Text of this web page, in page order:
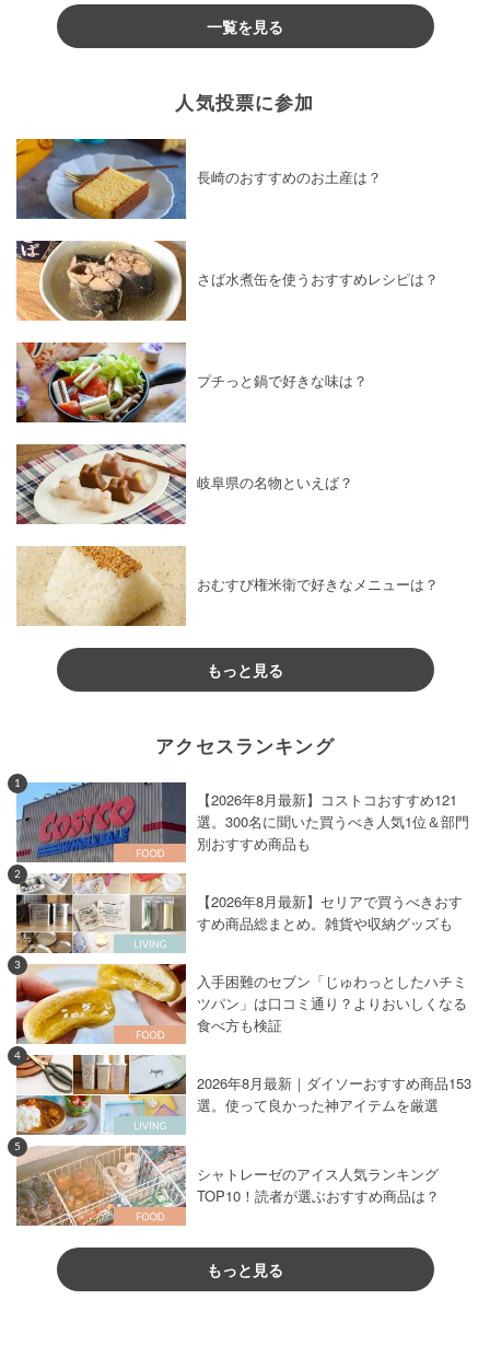
一覧を見る
人気投票に参加
長崎のおすすめのお土産は？
さば水煮缶を使うおすすめレシピは？
プチっと鍋で好きな味は？
岐阜県の名物といえば？
おむすび権米衛で好きなメニューは？
もっと見る
アクセスランキング
1
【2026年8月最新】コストコおすすめ121
選。300名に聞いた買うべき人気1位＆部門
別おすすめ商品も
2
【2026年8月最新】セリアで買うべきおす
すめ商品総まとめ。雑貨や収納グッズも
3
入手困難のセブン「じゅわっとしたハチミ
ツパン」は口コミ通り？よりおいしくなる
食べ方も検証
4
2026年8月最新｜ダイソーおすすめ商品153
選。使って良かった神アイテムを厳選
5
シャトレーゼのアイス人気ランキング
TOP10！読者が選ぶおすすめ商品は？
もっと見る